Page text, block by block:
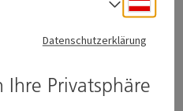
Datenschutzerklärung
Privatsphäre